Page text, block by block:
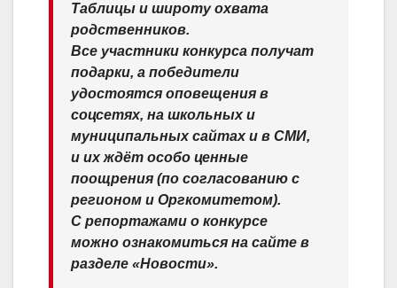
Таблицы и широту охвата
родственников.
Все участники конкурса получат
подарки, а победители
удостоятся оповещения в
соцсетях, на школьных и
муниципальных сайтах и в СМИ,
и их ждёт особо ценные
поощрения (по согласованию с
регионом и Оргкомитетом).
С репортажами о конкурсе
можно ознакомиться на сайте в
разделе «Новости».